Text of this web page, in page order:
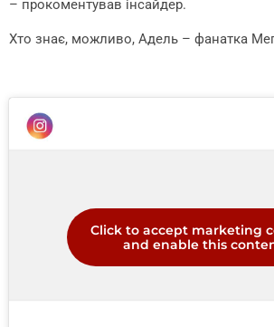
– прокоментував інсайдер.
Хто знає, можливо, Адель – фанатка
Click to accept marketing
and enable this